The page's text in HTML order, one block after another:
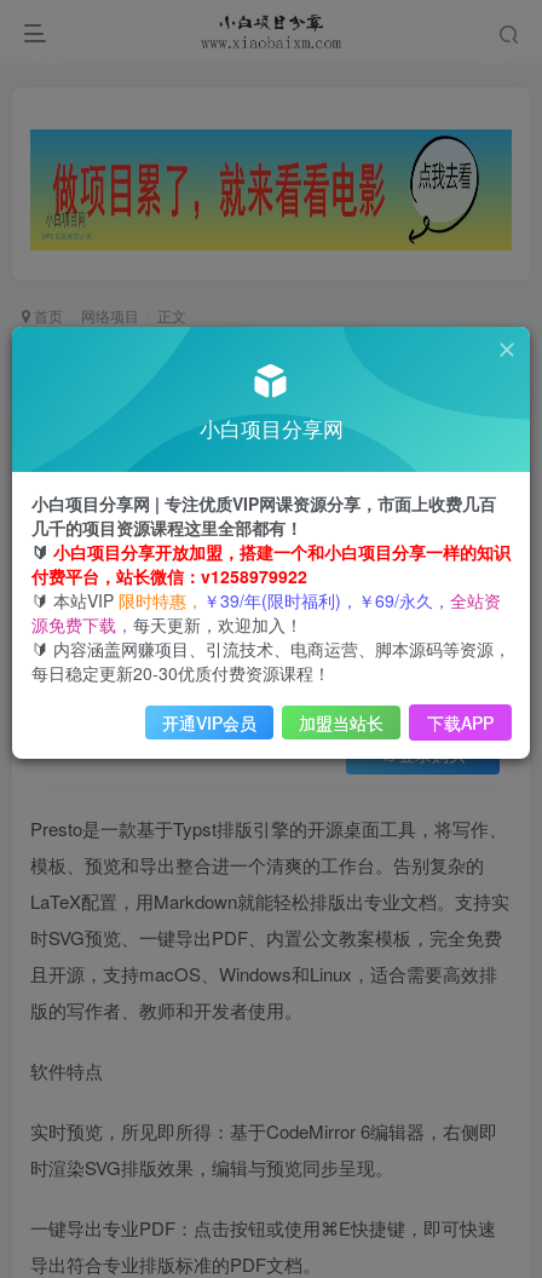
首页 网络项目 正文
只需导入Markdown内容，实时预览一键导出专业
PDF！轻松解决AI生成内容排版问题Presto
28天前更新
关注
0 316 12
此内容为会员免费，请付费后查看
云币3云币12
年VIP免费 终身VIP会员免费
登录购买
会员免费 已售 12
Presto是一款基于Typst排版引擎的开源桌面工具，将写作、
模板、预览和导出整合进一个清爽的工作台。告别复杂的
LaTeX配置，用Markdown就能轻松排版出专业文档。支持实
时SVG预览、一键导出PDF、内置公文教案模板，完全免费
且开源，支持macOS、Windows和Linux，适合需要高效排
版的写作者、教师和开发者使用。
软件特点
实时预览，所见即所得：基于CodeMirror 6编辑器，右侧即
时渲染SVG排版效果，编辑与预览同步呈现。
一键导出专业PDF：点击按钮或使用⌘E快捷键，即可快速
导出符合专业排版标准的PDF文档。
小白项目分享网
小白项目分享网 | 专注优质VIP网课资源分享，市面上收费几百
几千的项目资源课程这里全部都有！
🔰 小白项目分享开放加盟，搭建一个和小白项目分享一样的知识
付费平台，站长微信：v1258979922
🔰 本站VIP 限时特惠， ￥39/年(限时福利)，￥69/永久， 全站资
源免费下载， 每天更新，欢迎加入！
🔰 内容涵盖网赚项目、引流技术、电商运营、脚本源码等资源，
每日稳定更新20-30优质付费资源课程！
开通VIP会员 加盟当站长 下载APP